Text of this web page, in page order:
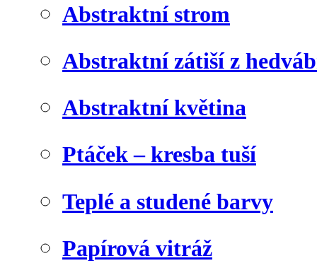
Abstraktní strom
Abstraktní zátiší z
Abstraktní květina
Ptáček – kresba tuší
Teplé a studené barvy
Papírová vitráž